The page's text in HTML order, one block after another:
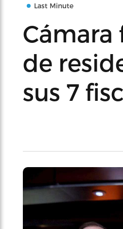
Last Minute
Cámara
de
sus 7